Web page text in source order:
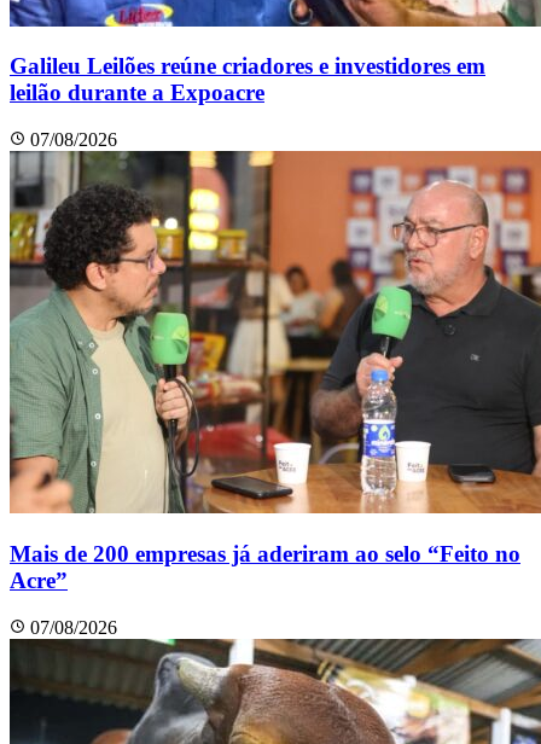
Galileu Leilões reúne criadores e investidores em
leilão durante a Expoacre
07/08/2026
Mais de 200 empresas já aderiram ao selo “Feito no
Acre”
07/08/2026